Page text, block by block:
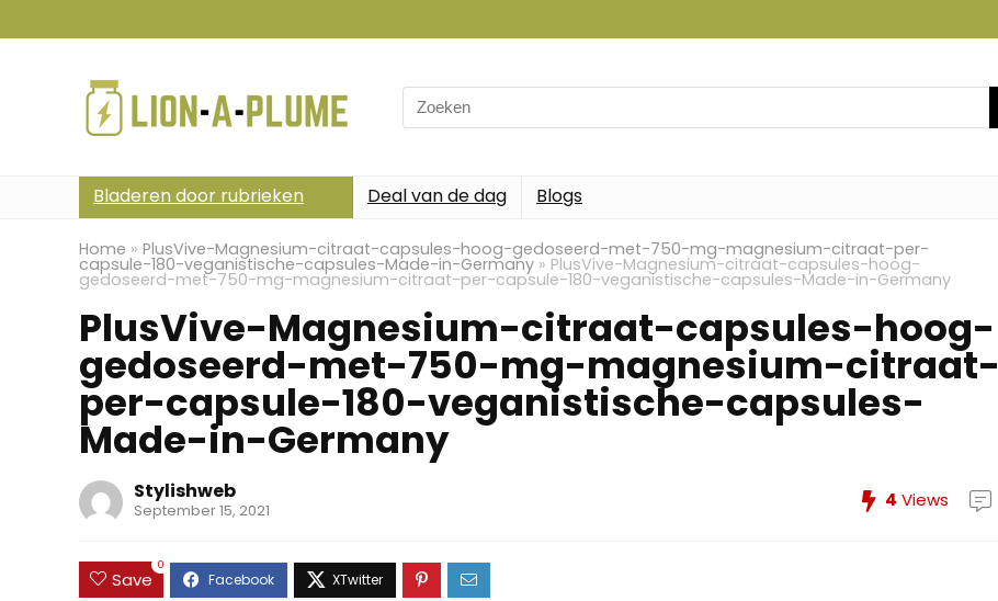
Search
for:
Bladeren door rubrieken Deal van de dag Blogs
Home » PlusVive-Magnesium-citraat-capsules-hoog-gedoseerd-met-750-mg-magnesium-citraat-per-
capsule-180-veganistische-capsules-Made-in-Germany » PlusVive-Magnesium-citraat-capsules-hoog-
gedoseerd-met-750-mg-magnesium-citraat-per-capsule-180-veganistische-capsules-Made-in-Germany
PlusVive-Magnesium-citraat-capsules-hoog-
gedoseerd-met-750-mg-magnesium-citraat-
per-capsule-180-veganistische-capsules-
Made-in-Germany
Stylishweb
September 15, 2021 4 Views
Save
0